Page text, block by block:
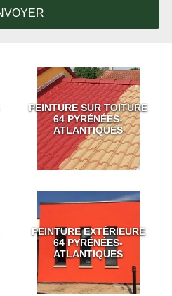
PEINTURE SUR TOITURE
64 PYRÉNÉES-
ATLANTIQUES
PEINTURE EXTÉRIEURE
64 PYRÉNÉES-
ATLANTIQUES